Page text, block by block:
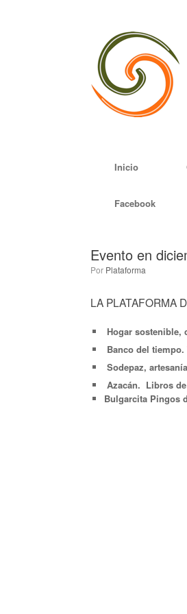
Inicio
Facebook
Evento en
por Plataforma
LA PLATAFORMA
Hogar sostenible,
Banco del
Sodepaz,
Azacán. Libros
Bulgarcita Pingos